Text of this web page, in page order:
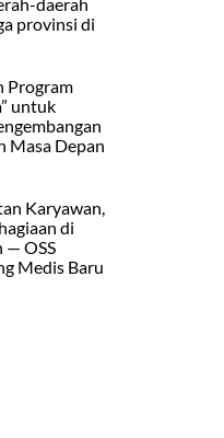
provinsi di
Program
untuk
Masa Depan
Karyawan,
di
— OSS
Medis Baru